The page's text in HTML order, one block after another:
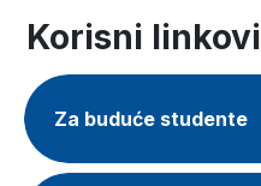
Korisni linkovi
Za buduće studente